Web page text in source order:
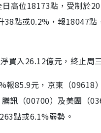
高位18173點，受制於
點或0.2%，報18047
買入26.12億元，終止周
報85.9元，京東（09618
訊（00700）及美團（
點或6.1%弱勢。